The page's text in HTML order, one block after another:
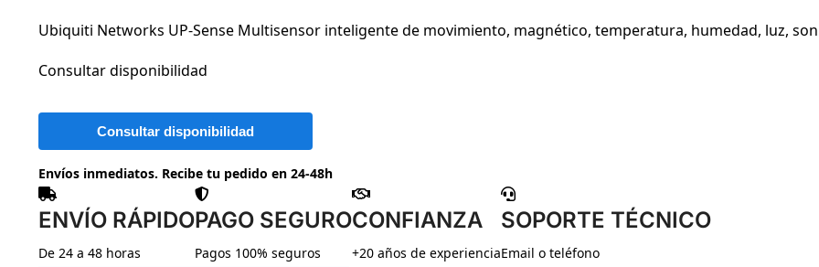
Ubiquiti Networks UP-Sense Multisensor inteligente de movimiento, magnético, temperatura, humedad, luz,
Consultar disponibilidad
Envíos inmediatos. Recibe tu pedido en 24-48h
ENVÍO RÁPIDO
De 24 a 48 horas
PAGO SEGURO
Pagos 100% seguros
CONFIANZA
+20 años de experiencia
SOPORTE TÉCNICO
Email o teléfono